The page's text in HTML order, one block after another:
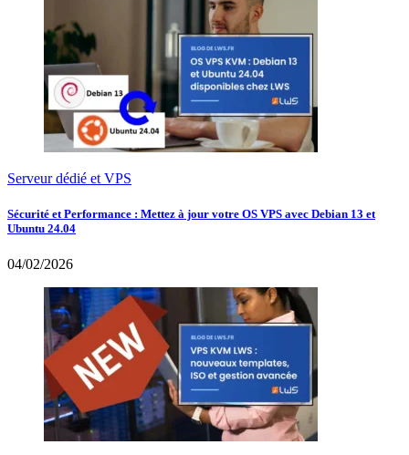
Serveur dédié et VPS
Sécurité et Performance : Mettez à jour votre OS VPS avec Debian 13 et
Ubuntu 24.04
04/02/2026